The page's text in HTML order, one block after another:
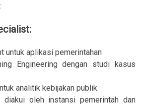
untuk aplikasi pemerintahan
Engineering dengan studi kasus
analitik kebijakan publik
diakui oleh instansi pemerintah dan